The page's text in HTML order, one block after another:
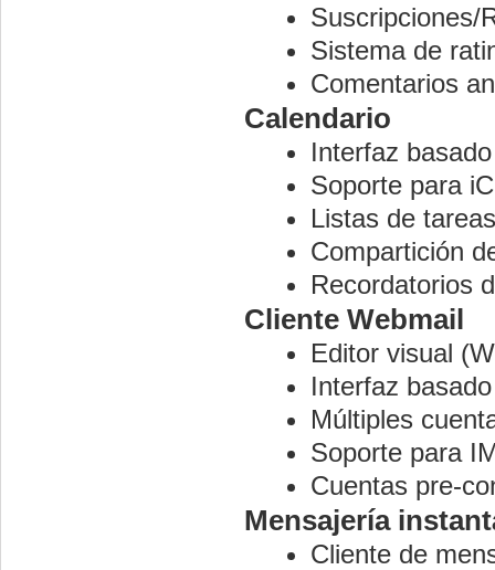
Suscripciones/
Sistema de
Comentarios
Calendario
Interfaz
Soporte para
Listas de
Compartición
Recordatorios
Cliente Webmail
Editor visual
Interfaz
Múltiples
Soporte para
Cuentas pre-
Mensajería
Cliente de